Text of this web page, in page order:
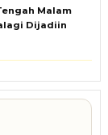
Malam
Dijadiin